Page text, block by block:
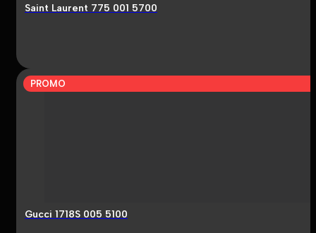
Saint Laurent 775 001 5700
PROMO
Gucci 1718S 005 5100